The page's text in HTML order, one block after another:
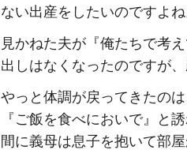
ない出産をしたいのですよね
見かねた夫が『俺たちで考
出しはなくなったのですが
やっと体調が戻ってきたの
『ご飯を食べにおいで』と
間に義母は息子を抱いて部